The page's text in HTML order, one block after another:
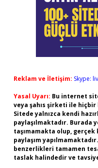
Reklam ve İletişim: Skype:
Yasal Uyarı: Bu internet
veya şahıs şirketi ile hiçbir
Sitede yalnızca kendi
paylaşılmaktadır.
taşımamakta olup,
paylaşım
benzerlikleri tamamen
taslak halindedir ve